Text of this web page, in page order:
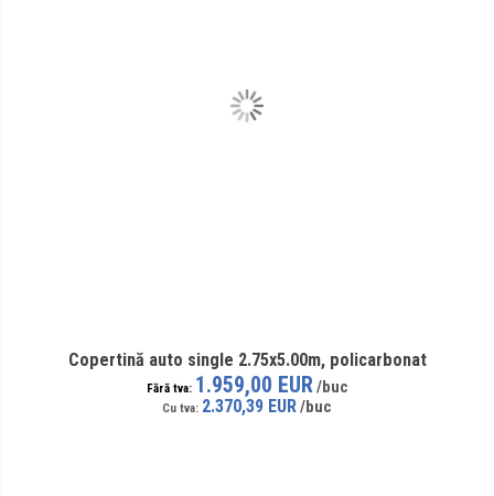
Copertină auto single 2.75x5.00m, policarbonat
2.370,39 EUR
1.959,00 EUR